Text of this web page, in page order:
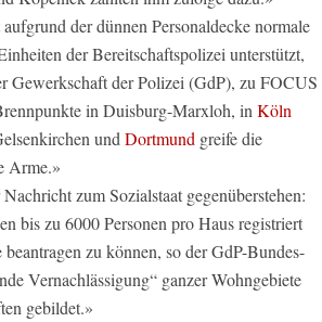
der dünnen Personaldecke normale
der Bereitschaftspolizei unterstützt,
Gewerkschaft der Polizei (GdP), zu FOCUS
in Duisburg-Marxloh, in Köln
und Dortmund greife die
Arme.»
zum Sozialstaat gegenüberstehen:
bis zu 6000 Personen pro Haus registriert
zu können, so der GdP-Bundes-
Vernachlässigung“ ganzer Wohngebiete
gebildet.»